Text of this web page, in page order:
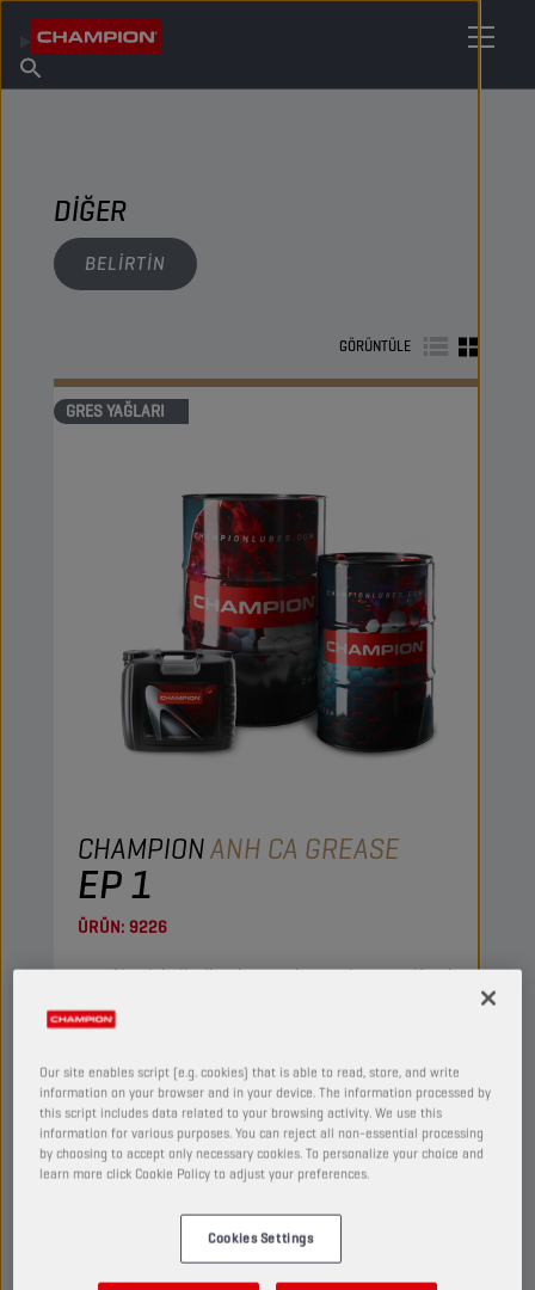
Champion Hakkında
Satış Noktası Bulun
DIĞER
BELIRTIN
GÖRÜNTÜLE
GRES YAĞLARI
CHAMPIONANH CA GREASE
EP 1
ÜRÜN: 9226
Bu yüksek kaliteli çok amaçlı gres hem endüstri
hem otomotiv uygulamalarında kullanılabilir.
GRES YAĞLARI
Our site enables script (e.g. cookies) that is able to read, store, and write
information on your browser and in your device. The information processed by
this script includes data related to your browsing activity. We use this
information for various purposes. You can reject all non-essential processing
by choosing to accept only necessary cookies. To personalize your choice and
learn more click Cookie Policy to adjust your preferences.
Cookies Settings